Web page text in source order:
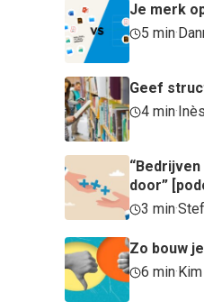
Je merk
5 min·
Geef
4 min·
door”
3 min·
Zo bouw
6 min·